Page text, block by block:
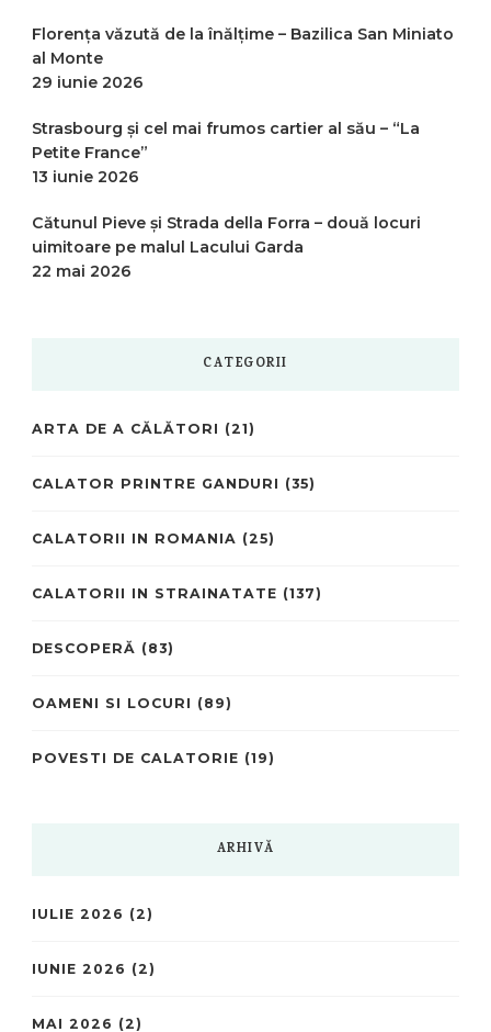
Florența văzută de la înălțime – Bazilica San Miniato
al Monte
29 iunie 2026
Strasbourg și cel mai frumos cartier al său – “La
Petite France”
13 iunie 2026
Cătunul Pieve și Strada della Forra – două locuri
uimitoare pe malul Lacului Garda
22 mai 2026
CATEGORII
ARTA DE A CĂLĂTORI (21)
CALATOR PRINTRE GANDURI (35)
CALATORII IN ROMANIA (25)
CALATORII IN STRAINATATE (137)
DESCOPERĂ (83)
OAMENI SI LOCURI (89)
POVESTI DE CALATORIE (19)
ARHIVĂ
IULIE 2026 (2)
IUNIE 2026 (2)
MAI 2026 (2)